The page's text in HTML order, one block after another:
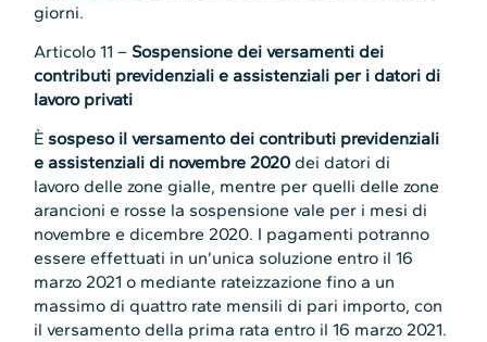
giorni.
Articolo 11 – Sospensione dei versamenti dei
contributi previdenziali e assistenziali per i datori di
lavoro privati
È sospeso il versamento dei contributi previdenziali
e assistenziali di novembre 2020 dei datori di
lavoro delle zone gialle, mentre per quelli delle zone
arancioni e rosse la sospensione vale per i mesi di
novembre e dicembre 2020. I pagamenti potranno
essere effettuati in un’unica soluzione entro il 16
marzo 2021 o mediante rateizzazione fino a un
massimo di quattro rate mensili di pari importo, con
il versamento della prima rata entro il 16 marzo 2021.